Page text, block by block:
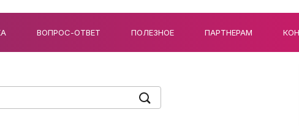
ВОПРОС-ОТВЕТ ПОЛЕЗНОЕ ПАРТНЕРАМ